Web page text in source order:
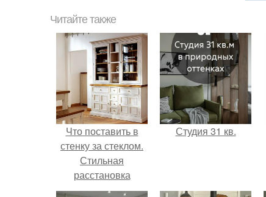
Читайте также
Что поставить в
стенку за стеклом.
Стильная
расстановка
посуды в серванте
Студия 31 кв.